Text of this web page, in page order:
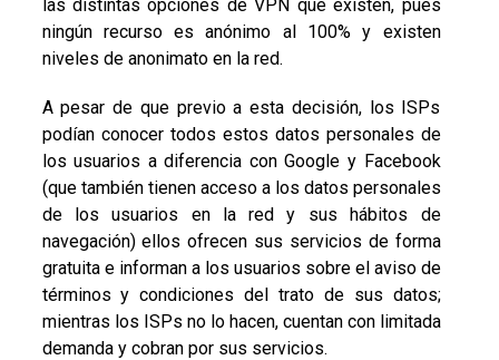
las distintas opciones de VPN que existen, pues
ningún recurso es anónimo al 100% y existen
niveles de anonimato en la red.
A pesar de que previo a esta decisión, los ISPs
podían conocer todos estos datos personales de
los usuarios a diferencia con Google y Facebook
(que también tienen acceso a los datos personales
de los usuarios en la red y sus hábitos de
navegación) ellos ofrecen sus servicios de forma
gratuita e informan a los usuarios sobre el aviso de
términos y condiciones del trato de sus datos;
mientras los ISPs no lo hacen, cuentan con limitada
demanda y cobran por sus servicios.